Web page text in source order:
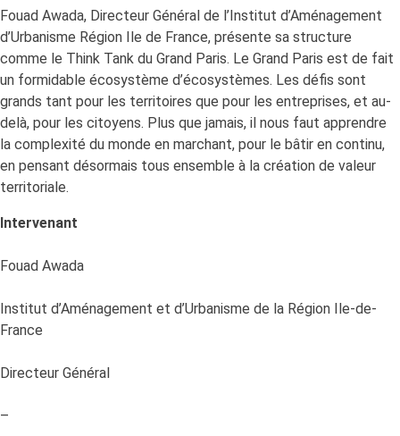
Fouad Awada, Directeur Général de l’Institut d’Aménagement
d’Urbanisme Région Ile de France, présente sa structure
comme le Think Tank du Grand Paris. Le Grand Paris est de fait
un formidable écosystème d’écosystèmes. Les défis sont
grands tant pour les territoires que pour les entreprises, et au-
delà, pour les citoyens. Plus que jamais, il nous faut apprendre
la complexité du monde en marchant, pour le bâtir en continu,
en pensant désormais tous ensemble à la création de valeur
territoriale.
Intervenant
Fouad Awada
Institut d’Aménagement et d’Urbanisme de la Région Ile-de-
France
Directeur Général
–